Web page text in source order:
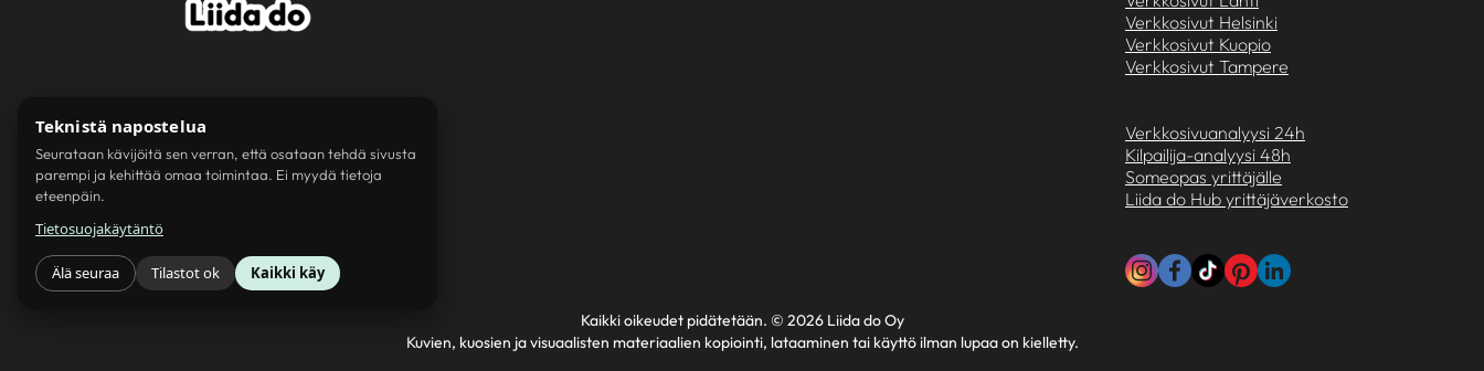
Verkkosivut Helsinki
Verkkosivut Kuopio
Verkkosivut Tampere
Verkkosivuanalyysi 24h
Kilpailija-analyysi 48h
Someopas yrittäjälle
Liida do Hub yrittäjäverkosto
Kaikki oikeudet pidätetään. © 2026 Liida do Oy
Kuvien, kuosien ja visuaalisten materiaalien kopiointi, lataaminen tai käyttö ilman lupaa on kielletty.
Teknistä napostelua
Seurataan kävijöitä sen verran, että osataan tehdä sivusta
parempi ja kehittää omaa toimintaa. Ei myydä tietoja
eteenpäin.
Tietosuojakäytäntö
Älä seuraa Tilastot ok Kaikki käy